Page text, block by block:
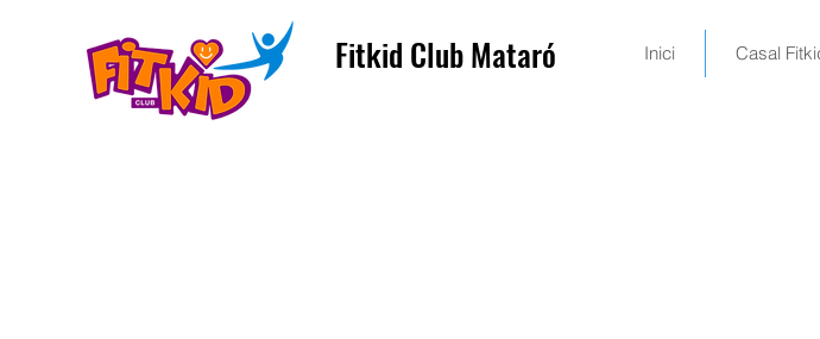
Inici Casal
Fitkid Club Mataró